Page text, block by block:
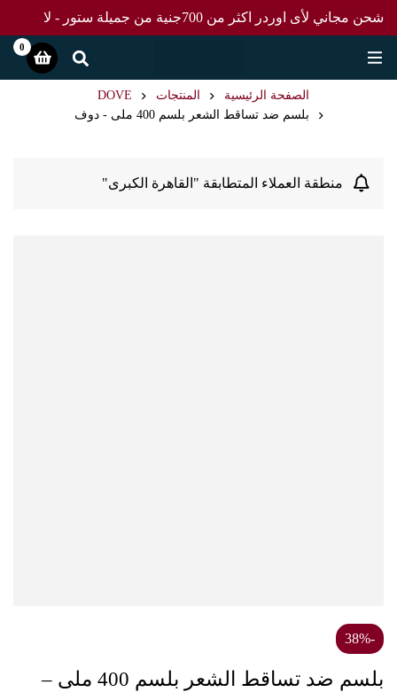
شحن مجاني لأى اوردر اكثر من 700جنية من جميلة ستور - لا
تفوت العرض
0
الصفحة الرئيسية المنتجات
DOVE
بلسم ضد تساقط الشعر بلسم 400 ملى - دوف
منطقة العملاء المتطابقة "القاهرة الكبرى"
بلسم ضد تساقط الشعر بلسم 400 ملى –